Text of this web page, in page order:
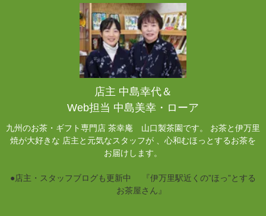
店主 中島幸代＆
Web担当 中島美幸・ローア
九州のお茶・ギフト専門店 茶幸庵 山口製茶園です。 お茶と伊万里
焼が大好きな 店主と元気なスタッフが 、心和むほっとするお茶を
お届けします。
●店主・スタッフブログも更新中 『伊万里駅近くの”ほっ”とする
お茶屋さん』